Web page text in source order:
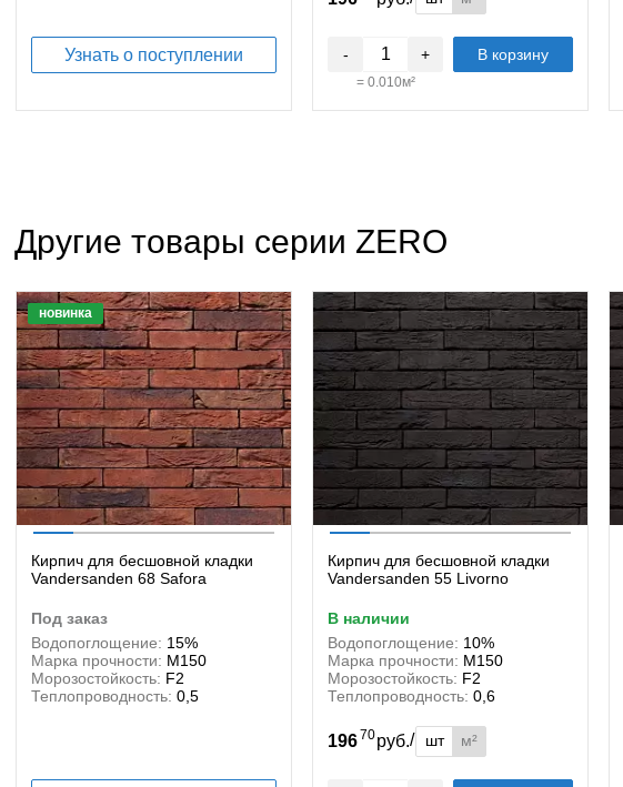
Узнать о поступлении - +
= 0.010м²
В корзину
Другие товары серии ZERO
новинка
Кирпич для бесшовной кладки
Vandersanden 68 Safora
под заказ
Водопоглощение: 15%
Марка прочности: М150
Морозостойкость: F2
Теплопроводность: 0,5
Кирпич для бесшовной кладки
Vandersanden 55 Livorno
в наличии
Водопоглощение: 10%
Марка прочности: М150
Морозостойкость: F2
Теплопроводность: 0,6
19670руб./ шт м²